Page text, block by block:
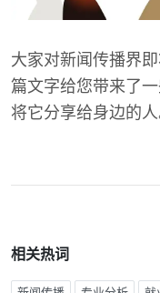
大家对新闻传播界
篇文字给您带来了
将它分享给身边的人
相关热词